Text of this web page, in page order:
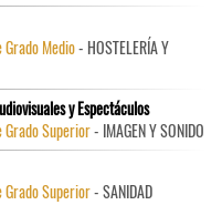
Medio- HOSTELERÍA Y
y Espectáculos
Grado Superior- IMAGEN Y SONIDO
Grado Superior- SANIDAD